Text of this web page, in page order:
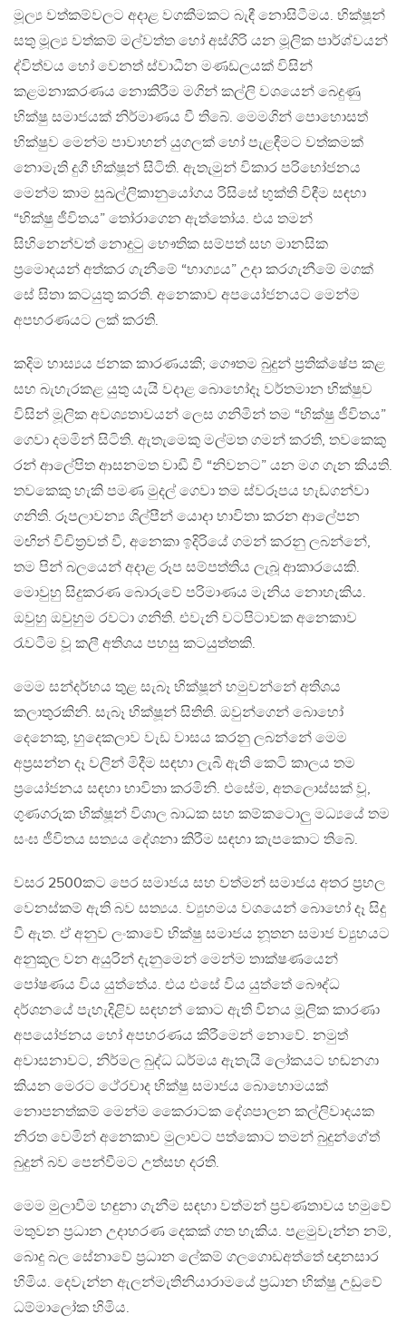
මූල්‍ය වත්කම්වලට අදාළ වගකීමකට බැඳී නොසිටීමය. භික්ෂූන්
සතු මූල්‍ය වත්කම් මල්වත්ත හෝ අස්ගිරි යන මූලික පාර්ශ්වයන්
ද්විත්වය හෝ වෙනත් ස්වාධීන මණඩලයක් විසින්
කළමනාකරණය නොකිරීම මගින් කල්ලි වශයෙන් බෙදුණු
භික්ෂු සමාජයක් නිර්මාණය වී තිබේ. මෙමගින් පොහොසත්
භික්ෂුව මෙන්ම පාවාහන් යුගලක් හෝ පැළඳීමට වත්කමක්
නොමැති දුගී භික්ෂූන් සිටිති. ඇතැමුන් විකාර පරිභෝජනය
මෙන්ම කාම සුඛල්ලිකානුයෝගය රිසිසේ භුක්ති විඳීම සඳහා
“භික්ෂු ජීවිතය” තෝරාගෙන ඇත්තෝය. එය තමන්
සිහිනෙන්වත් නොදුටු භෞතික සම්පත් සහ මානසික
ප්‍රමොදයන් අත්කර ගැනීමේ “භාග්‍යය” උදා කරගැනීමේ මගක්
සේ සිතා කටයුතු කරති. අනෙකාව අපයෝජනයට මෙන්ම
අපහරණයට ලක් කරති.
කදිම හාස්‍යය ජනක කාරණයකි; ගෞතම බුදුන් ප්‍රතික්ෂේප කළ
සහ බැහැරකළ යුතු යැයි වදාළ බොහෝදෑ වර්තමාන භික්ෂුව
විසින් මූලික අවශ්‍යතාවයන් ලෙස ගනිමින් තම “භික්ෂු ජීවිතය”
ගෙවා දමමින් සිටිති. ඇතැමෙකු මල්මත ගමන් කරති, තවකෙකු
රන් ආලේපිත ආසනමත වාඩී වී “නිවනට” යන මග ගැන කියති.
තවකෙකු හැකි පමණ මුදල් ගෙවා තම ස්වරූපය හැඩගන්වා
ගනිති. රූපලාවන්‍ය ශිල්පීන් යොදා භාවිතා කරන ආලේපන
මඟින් විචිත්‍රවත් වී, අනෙකා ඉදිරියේ ගමන් කරනු ලබන්නේ,
තම පින් බලයෙන් අදාළ රූප සම්පත්තිය ලැබූ ආකාරයෙකි.
මොවුහු සිදුකරණ බොරුවේ පරිමාණය මැනිය නොහැකිය.
ඔවුහු ඔවුහුම රවටා ගනිති. එවැනි වටපිටාවක අනෙකාව
රැවටීම වූ කලී අතිශය පහසු කටයුත්තකි.
මෙම සන්දර්භය තුළ සැබෑ භික්ෂූන් හමුවන්නේ අතිශය
කලාතුරකිනි. සැබෑ භික්ෂූන් සිතිති. ඔවුන්ගෙන් බොහෝ
දෙනෙකු, හුදෙකලාව වැඩ වාසය කරනු ලබන්නේ මෙම
අප්‍රසන්න දෑ වලින් මිදීම සඳහා ලැබී ඇති කෙටි කාලය තම
ප්‍රයෝජනය සඳහා භාවිතා කරමිනි. එසේම, අතලොස්සක් වූ,
ගුණගරුක භික්ෂූන් විශාල බාධක සහ කම්කටොලු මධ්‍යයේ තම
සංඝ ජීවිතය සත්‍යය දේශනා කිරීම සඳහා කැපකොට තිබේ.
වසර 2500කට පෙර සමාජය සහ වත්මන් සමාජය අතර ප්‍රභල
වෙනස්කම් ඇති බව සත්‍යය. ව්‍යුහමය වශයෙන් බොහෝ දෑ සිදු
වී ඇත. ඒ අනුව ලංකාවේ භික්ෂු සමාජය නූතන සමාජ ව්‍යුහයට
අනුකූල වන අයුරින් දැනුමෙන් මෙන්ම තාක්ෂණයෙන්
පෝෂණය විය යුත්තේය. එය එසේ විය යුත්තේ බෞද්ධ
දර්ශනයේ පැහැදිළිව සඳහන් කොට ඇති විනය මූලික කාරණා
අපයෝජනය හෝ අපහරණය කිරීමෙන් නොවේ. නමුත්
අවාසනාවට, නිර්මල බුද්ධ ධර්මය ඇතැයි ලෝකයට හඬනගා
කියන මෙරට ථේරවාද භික්ෂු සමාජය බොහොමයක්
නොපනත්කම් මෙන්ම කෛරාටක දේශපාලන කල්ලිවාදයක
නිරත වෙමින් අනෙකාව මුලාවට පත්කොට තමන් බුදුන්ගේත්
බුදුන් බව පෙන්වීමට උත්සහ දරති.
මෙම මුලාවීම හඳුනා ගැනීම සඳහා වත්මන් ප්‍රවණතාවය හමුවේ
මතුවන ප්‍රධාන උදාහරණ දෙකක් ගත හැකිය. පළමුවැන්න නම්,
බොදු බල සේනාවේ ප්‍රධාන ලේකම් ගලගොඩඅත්තේ ඥානසාර
හිමිය. දෙවැන්න ඇලන්මැතිනියාරාමයේ ප්‍රධාන භික්ෂු උඩුවේ
ධම්මාලෝක හිමිය.